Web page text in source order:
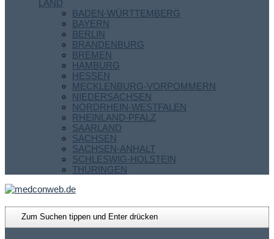
LAND
BADEN-WÜRTTEMBERG
BAYERN
BERLIN
BRANDENBURG
BREMEN
HAMBURG
HESSEN
MECKLENBURG-VORPOMMERN
NIEDERSACHSEN
NORDRHEIN-WESTFALEN
RHEINLAND-PFALZ
SAARLAND
SACHSEN
SACHSEN-ANHALT
SCHLESWIG-HOLSTEIN
THÜRINGEN